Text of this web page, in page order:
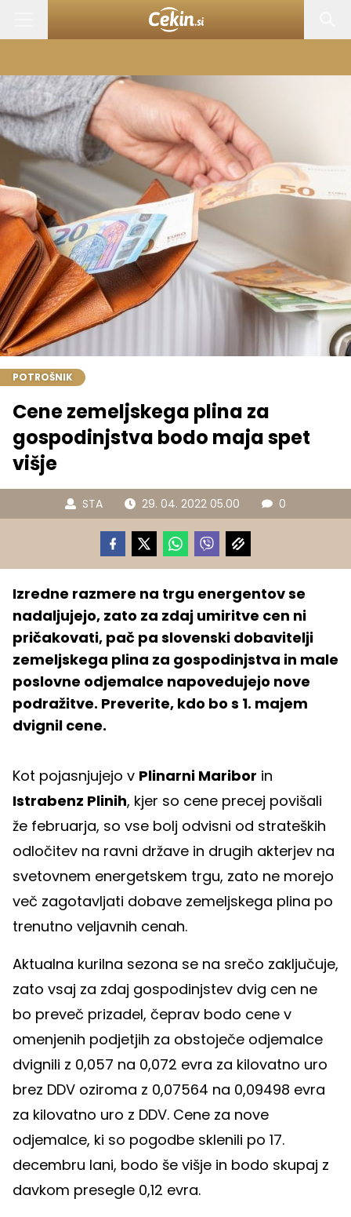
POTROŠNIK
Cene zemeljskega plina za
gospodinjstva bodo maja spet
višje
STA 29. 04. 2022 05.00 0
Izredne razmere na trgu energentov se
nadaljujejo, zato za zdaj umiritve cen ni
pričakovati, pač pa slovenski dobavitelji
zemeljskega plina za gospodinjstva in male
poslovne odjemalce napovedujejo nove
podražitve. Preverite, kdo bo s 1. majem
dvignil cene.
Kot pojasnjujejo v Plinarni Maribor in
Istrabenz Plinih, kjer so cene precej povišali
že februarja, so vse bolj odvisni od strateških
odločitev na ravni države in drugih akterjev na
svetovnem energetskem trgu, zato ne morejo
več zagotavljati dobave zemeljskega plina po
trenutno veljavnih cenah.
Aktualna kurilna sezona se na srečo zaključuje,
zato vsaj za zdaj gospodinjstev dvig cen ne
bo preveč prizadel, čeprav bodo cene v
omenjenih podjetjih za obstoječe odjemalce
dvignili z 0,057 na 0,072 evra za kilovatno uro
brez DDV oziroma z 0,07564 na 0,09498 evra
za kilovatno uro z DDV. Cene za nove
odjemalce, ki so pogodbe sklenili po 17.
decembru lani, bodo še višje in bodo skupaj z
davkom presegle 0,12 evra.